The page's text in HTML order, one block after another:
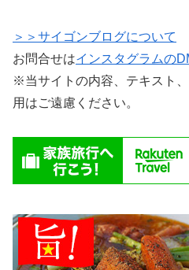
＞＞サイゴンブログについて
お問合せはインスタグラムの
※当サイトの内容、テキスト
用はご遠慮ください。